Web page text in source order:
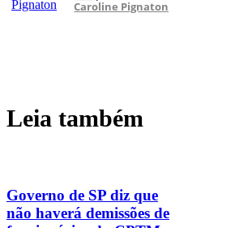
Caroline Pignaton
Leia também
Governo de SP diz que
não haverá demissões de